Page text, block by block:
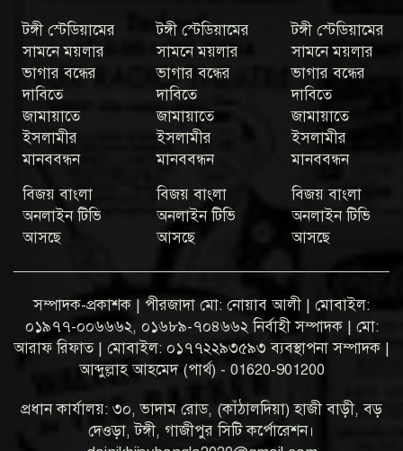
টঙ্গী স্টেডিয়ামের
সামনে ময়লার
ভাগার বন্ধের
দাবিতে
জামায়াতে
ইসলামীর
মানববন্ধন
বিজয় বাংলা
অনলাইন টিভি
আসছে
টঙ্গী স্টেডিয়ামের
সামনে ময়লার
ভাগার বন্ধের
দাবিতে
জামায়াতে
ইসলামীর
মানববন্ধন
বিজয় বাংলা
অনলাইন টিভি
আসছে
টঙ্গী স্টেডিয়ামের
সামনে ময়লার
ভাগার বন্ধের
দাবিতে
জামায়াতে
ইসলামীর
মানববন্ধন
বিজয় বাংলা
অনলাইন টিভি
আসছে
সম্পাদক-প্রকাশক | পীরজাদা মো: নোয়াব আলী | মোবাইল:
০১৯৭৭-০০৬৬৬২, ০১৬৮৯-৭০৪৬৬২ নির্বাহী সম্পাদক | মো:
আরাফ রিফাত | মোবাইল: ০১৭৭২২৯৩৫৯৩ ব্যবস্থাপনা সম্পাদক |
আব্দুল্লাহ আহমেদ (পার্থ) - 01620-901200
প্রধান কার্যালয়: ৩০, ভাদাম রোড, (কাঁঠালদিয়া) হাজী বাড়ী, বড়
দেওড়া, টঙ্গী, গাজীপুর সিটি কর্পোরেশন।